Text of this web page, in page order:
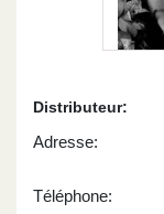
Distributeur:
Adresse:
Téléphone: